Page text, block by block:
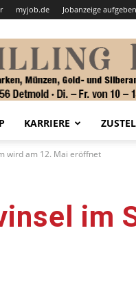
myjob.de Jobanzeige aufgeben
KARRIERE
wird am 12. Mai eröffnet
im